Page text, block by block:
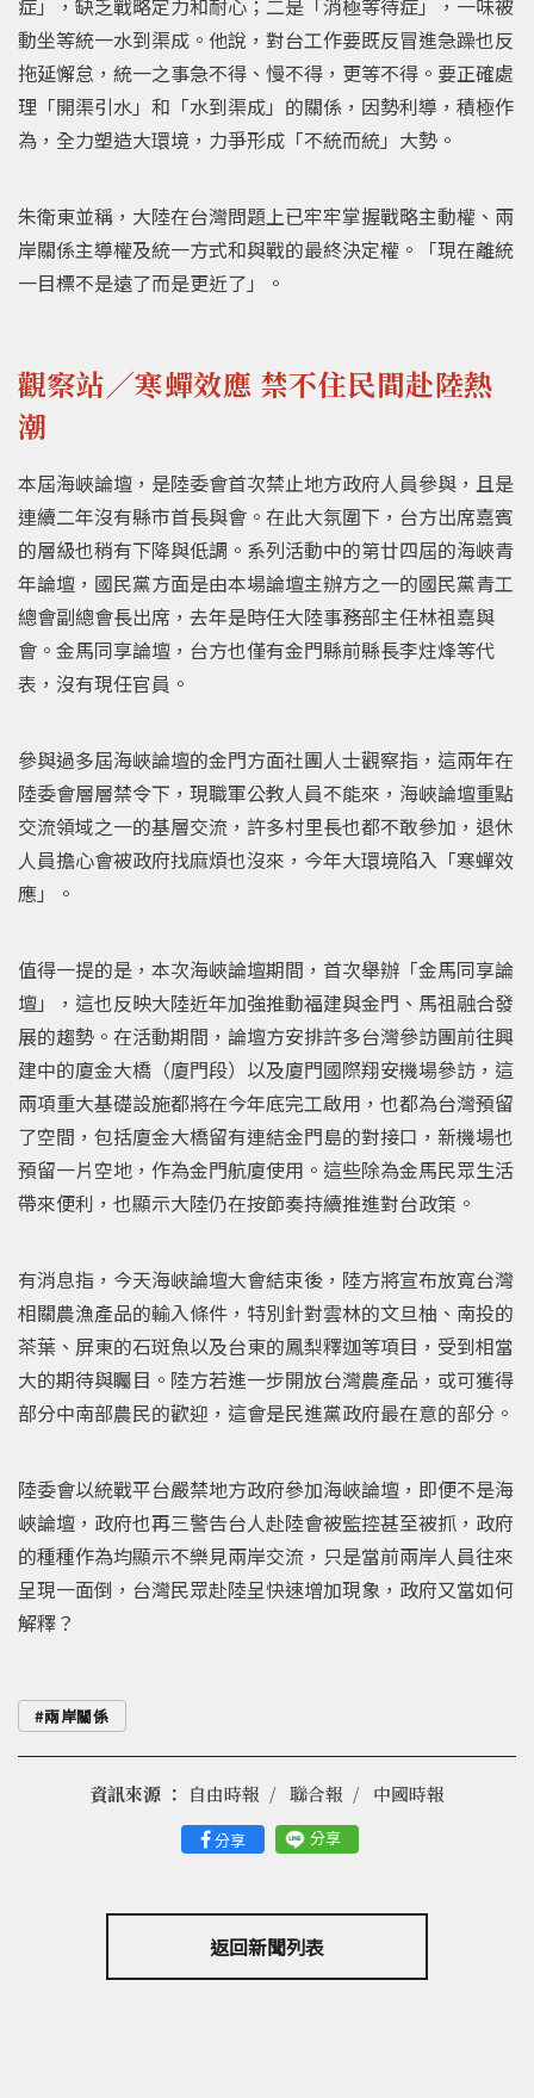
症」，缺乏戰略定力和耐心；二是「消極等待症」，一味被
動坐等統一水到渠成。他說，對台工作要既反冒進急躁也反
拖延懈怠，統一之事急不得、慢不得，更等不得。要正確處
理「開渠引水」和「水到渠成」的關係，因勢利導，積極作
為，全力塑造大環境，力爭形成「不統而統」大勢。
朱衛東並稱，大陸在台灣問題上已牢牢掌握戰略主動權、兩
岸關係主導權及統一方式和與戰的最終決定權。「現在離統
一目標不是遠了而是更近了」。
觀察站／寒蟬效應 禁不住民間赴陸熱
潮
本屆海峽論壇，是陸委會首次禁止地方政府人員參與，且是
連續二年沒有縣市首長與會。在此大氛圍下，台方出席嘉賓
的層級也稍有下降與低調。系列活動中的第廿四屆的海峽青
年論壇，國民黨方面是由本場論壇主辦方之一的國民黨青工
總會副總會長出席，去年是時任大陸事務部主任林祖嘉與
會。金馬同享論壇，台方也僅有金門縣前縣長李炷烽等代
表，沒有現任官員。
參與過多屆海峽論壇的金門方面社團人士觀察指，這兩年在
陸委會層層禁令下，現職軍公教人員不能來，海峽論壇重點
交流領域之一的基層交流，許多村里長也都不敢參加，退休
人員擔心會被政府找麻煩也沒來，今年大環境陷入「寒蟬效
應」。
值得一提的是，本次海峽論壇期間，首次舉辦「金馬同享論
壇」，這也反映大陸近年加強推動福建與金門、馬祖融合發
展的趨勢。在活動期間，論壇方安排許多台灣參訪團前往興
建中的廈金大橋（廈門段）以及廈門國際翔安機場參訪，這
兩項重大基礎設施都將在今年底完工啟用，也都為台灣預留
了空間，包括廈金大橋留有連結金門島的對接口，新機場也
預留一片空地，作為金門航廈使用。這些除為金馬民眾生活
帶來便利，也顯示大陸仍在按節奏持續推進對台政策。
有消息指，今天海峽論壇大會結束後，陸方將宣布放寬台灣
相關農漁產品的輸入條件，特別針對雲林的文旦柚、南投的
茶葉、屏東的石斑魚以及台東的鳳梨釋迦等項目，受到相當
大的期待與矚目。陸方若進一步開放台灣農產品，或可獲得
部分中南部農民的歡迎，這會是民進黨政府最在意的部分。
陸委會以統戰平台嚴禁地方政府參加海峽論壇，即便不是海
峽論壇，政府也再三警告台人赴陸會被監控甚至被抓，政府
的種種作為均顯示不樂見兩岸交流，只是當前兩岸人員往來
呈現一面倒，台灣民眾赴陸呈快速增加現象，政府又當如何
解釋？
兩岸關係
分享 分享
資訊來源 ： 自由時報 聯合報 中國時報
返回新聞列表